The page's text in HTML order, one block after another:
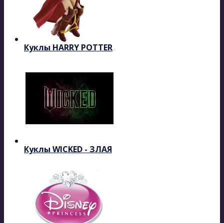
Куклы HARRY POTTER
Куклы WICKED - ЗЛАЯ